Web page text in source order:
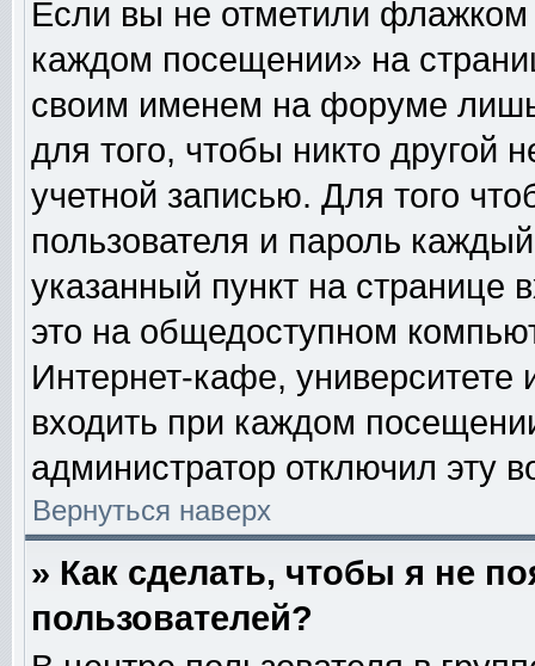
Если вы не отметили флажком
каждом посещении» на
своим именем на форуме
для того, чтобы никто другой
учетной записью. Для того
пользователя и пароль
указанный пункт на
это на общедоступном
Интернет-кафе, университете
входить при каждом
администратор отключил эту
Вернуться наверх
» Как сделать, чтобы я не
пользователей?